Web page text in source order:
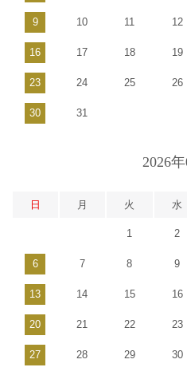
9 10 11 12
16 17 18 19
23 24 25 26
30 31
2026年
日 月 火 水
1 2
6 7 8 9
13 14 15 16
20 21 22 23
27 28 29 30